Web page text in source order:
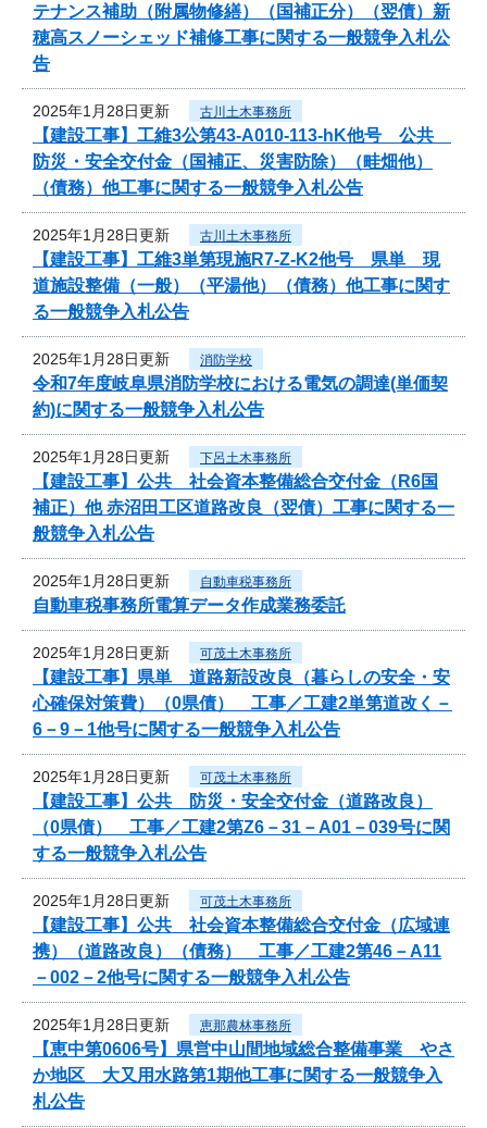
テナンス補助（附属物修繕）（国補正分）（翌債）新
穂高スノーシェッド補修工事に関する一般競争入札公
告
2025年1月28日更新 古川土木事務所
【建設工事】工維3公第43-A010-113-hK他号 公共
防災・安全交付金（国補正、災害防除）（畦畑他）
（債務）他工事に関する一般競争入札公告
2025年1月28日更新 古川土木事務所
【建設工事】工維3単第現施R7-Z-K2他号 県単 現
道施設整備（一般）（平湯他）（債務）他工事に関す
る一般競争入札公告
2025年1月28日更新 消防学校
令和7年度岐阜県消防学校における電気の調達(単価契
約)に関する一般競争入札公告
2025年1月28日更新 下呂土木事務所
【建設工事】公共 社会資本整備総合交付金（R6国
補正）他 赤沼田工区道路改良（翌債）工事に関する一
般競争入札公告
2025年1月28日更新 自動車税事務所
自動車税事務所電算データ作成業務委託
2025年1月28日更新 可茂土木事務所
【建設工事】県単 道路新設改良（暮らしの安全・安
心確保対策費）（0県債） 工事／工建2単第道改く－
6－9－1他号に関する一般競争入札公告
2025年1月28日更新 可茂土木事務所
【建設工事】公共 防災・安全交付金（道路改良）
（0県債） 工事／工建2第Z6－31－A01－039号に関
する一般競争入札公告
2025年1月28日更新 可茂土木事務所
【建設工事】公共 社会資本整備総合交付金（広域連
携）（道路改良）（債務） 工事／工建2第46－A11
－002－2他号に関する一般競争入札公告
2025年1月28日更新 恵那農林事務所
【恵中第0606号】県営中山間地域総合整備事業 やさ
か地区 大又用水路第1期他工事に関する一般競争入
札公告